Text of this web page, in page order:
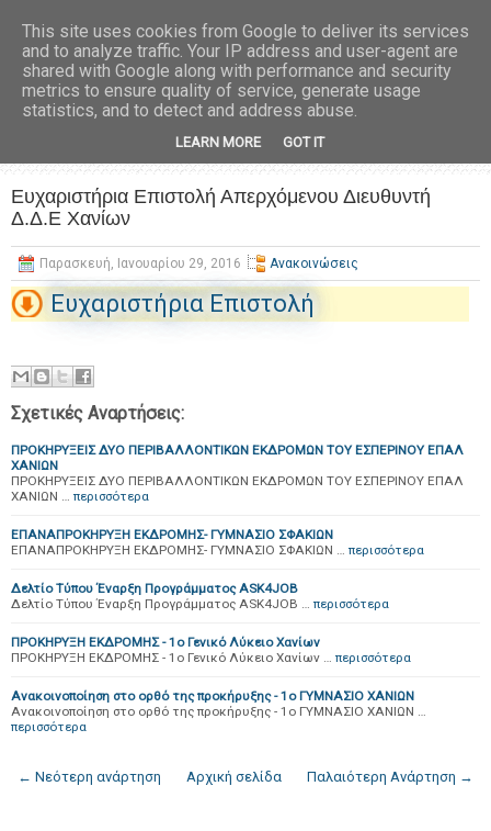
Ευχαριστήρια Επιστολή Απερχόμενου Διευθυντή
Δ.Δ.Ε Χανίων
Παρασκευή, Ιανουαρίου 29, 2016 Ανακοινώσεις
Ευχαριστήρια Επιστολή
Σχετικές Αναρτήσεις:
ΠΡΟΚΗΡΥΞΕΙΣ ΔΥΟ ΠΕΡΙΒΑΛΛΟΝΤΙΚΩΝ ΕΚΔΡΟΜΩΝ ΤΟΥ ΕΣΠΕΡΙΝΟΥ ΕΠΑΛ
ΧΑΝΙΩΝ
ΠΡΟΚΗΡΥΞΕΙΣ ΔΥΟ ΠΕΡΙΒΑΛΛΟΝΤΙΚΩΝ ΕΚΔΡΟΜΩΝ ΤΟΥ ΕΣΠΕΡΙΝΟΥ ΕΠΑΛ
ΧΑΝΙΩΝ … περισσότερα
ΕΠΑΝΑΠΡΟΚΗΡΥΞΗ ΕΚΔΡΟΜΗΣ- ΓΥΜΝΑΣΙΟ ΣΦΑΚΙΩΝ
ΕΠΑΝΑΠΡΟΚΗΡΥΞΗ ΕΚΔΡΟΜΗΣ- ΓΥΜΝΑΣΙΟ ΣΦΑΚΙΩΝ … περισσότερα
Δελτίο Τύπου Έναρξη Προγράμματος ASK4JOB
Δελτίο Τύπου Έναρξη Προγράμματος ASK4JOB … περισσότερα
ΠΡΟΚΗΡΥΞΗ ΕΚΔΡΟΜΗΣ - 1o Γενικό Λύκειο Χανίων
ΠΡΟΚΗΡΥΞΗ ΕΚΔΡΟΜΗΣ - 1o Γενικό Λύκειο Χανίων … περισσότερα
Ανακοινοποίηση στο ορθό της προκήρυξης - 1ο ΓΥΜΝΑΣΙΟ ΧΑΝΙΩΝ
Ανακοινοποίηση στο ορθό της προκήρυξης - 1ο ΓΥΜΝΑΣΙΟ ΧΑΝΙΩΝ …
περισσότερα
← Νεότερη ανάρτηση Παλαιότερη Ανάρτηση →
Αρχική σελίδα
This site uses cookies from Google to deliver its services
and to analyze traffic. Your IP address and user-agent are
shared with Google along with performance and security
metrics to ensure quality of service, generate usage
statistics, and to detect and address abuse.
LEARN MORE GOT IT